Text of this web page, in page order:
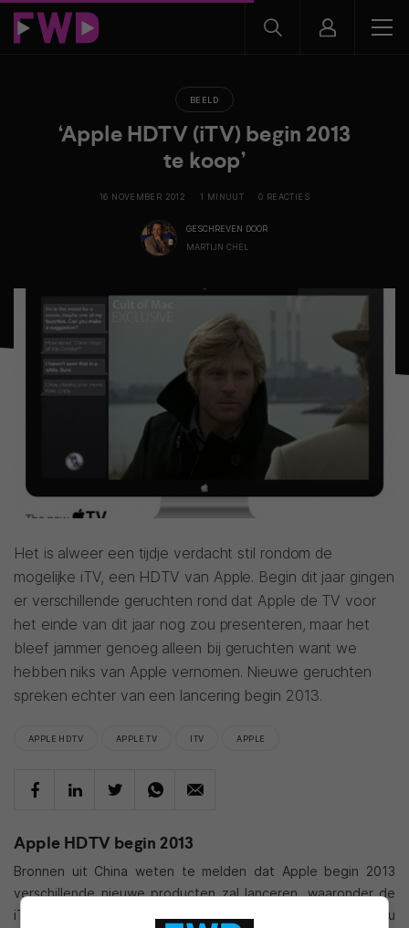
BEELD
‘Apple HDTV (iTV) begin 2013
te koop’
16 NOVEMBER 2012 1 MINUUT 0 REACTIES
GESCHREVEN DOOR
MARTIJN CHEL
Het is alweer een tijdje verdacht stil rondom de
mogelijke iTV, een HDTV van Apple. Begin dit jaar gingen
er verschillende geruchten rond dat Apple de TV voor
het einde van dit jaar nog zou presenteren, maar het
bleef jammer genoeg alleen bij geruchten want we
hebben niks van Apple vernomen. Nieuwe geruchten
spreken echter van een lancering begin 2013.
APPLE HDTV APPLE TV ITV APPLE
Apple HDTV begin 2013
Bronnen uit China weten te melden dat Apple begin 2013
verschillende nieuwe producten zal lanceren, waaronder de
iTV. Daarnaast beweren analisten van onderzoeksbureau